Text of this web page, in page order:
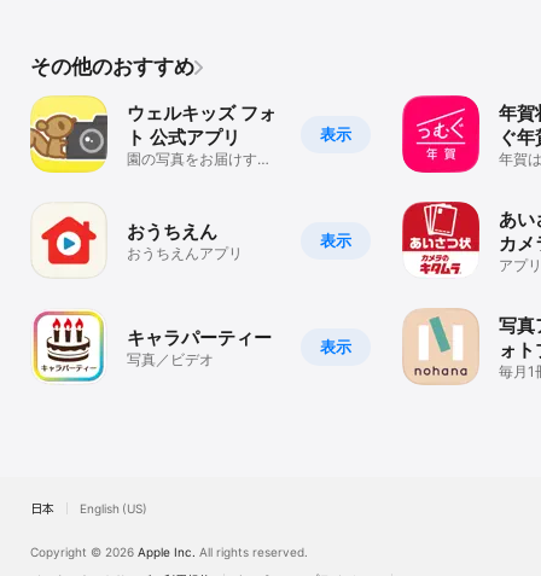
その他のおすすめ
表示
ウェルキッズ フォ
ト 公式アプリ
園の写真をお届けする
表示
おうちえん
おうちえんアプリ
表示
キャラパーティー
写真／ビデオ
年賀
ぐ
ザイ
年賀
あ
カ
ポス
アプ
写真
ォ
バム
毎月1
日本 English (US)
Copyright © 2026 Apple Inc. All rights reserved.